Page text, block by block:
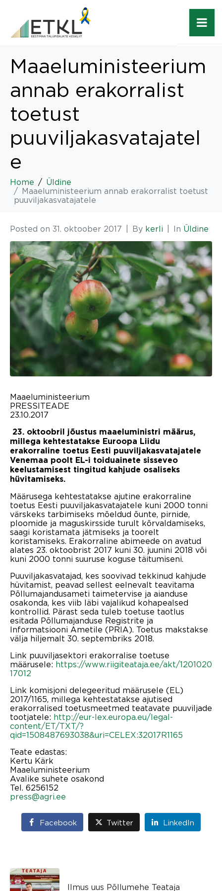
Maaeluministeerium
annab erakorralist
toetust
puuviljakasvatajatel
e
Home
Üldine
Maaeluministeerium annab erakorralist toetust
puuviljakasvatajatele
Posted on 31. oktoober 2017 By kerli In Üldine
Maaeluministeerium
PRESSITEADE
23.10.2017
23. oktoobril jõustus maaeluministri määrus,
millega kehtestatakse Euroopa Liidu
erakorraline toetus Eesti puuviljakasvatajatele
Venemaa poolt EL-i toiduainete sisseveo
keelustamisest tingitud kahjude osaliseks
hüvitamiseks.
Määrusega kehtestatakse ajutine erakorraline
toetus Eesti puuviljakasvatajatele kuni 2000 tonni
värskeks tarbimiseks mõeldud õunte, pirnide,
ploomide ja maguskirsside turult kõrvaldamiseks,
saagi koristamata jätmiseks ja toorelt
koristamiseks. Erakorraline abimeede on avatud
alates 23. oktoobrist 2017 kuni 30. juunini 2018 või
kuni 2000 tonni suuruse koguse täitumiseni.
Puuviljakasvatajad, kes soovivad tekkinud kahjude
hüvitamist, peavad sellest eelnevalt teavitama
Põllumajandusameti taimetervise ja aianduse
osakonda, kes viib läbi vajalikud kohapealsed
kontrollid. Pärast seda tuleb toetuse taotlus
esitada Põllumajanduse Registrite ja
Informatsiooni Ametile (PRIA). Toetus makstakse
välja hiljemalt 30. septembriks 2018.
Link puuviljasektori erakorralise toetuse
määrusele: https://www.riigiteataja.ee/akt/1201020
17012
Link komisjoni delegeeritud määrusele (EL)
2017/1165, millega kehtestatakse ajutised
erakorralised toetusmeetmed teatavate puuviljade
tootjatele: http://eur-lex.europa.eu/legal-
content/ET/TXT/?
qid=1508487693038&uri=CELEX:32017R1165
Teate edastas:
Kertu Kärk
Maaeluministeerium
Avalike suhete osakond
Tel. 6256152
press@agri.ee
Facebook Twitter LinkedIn
Ilmus uus Põllumehe Teataja